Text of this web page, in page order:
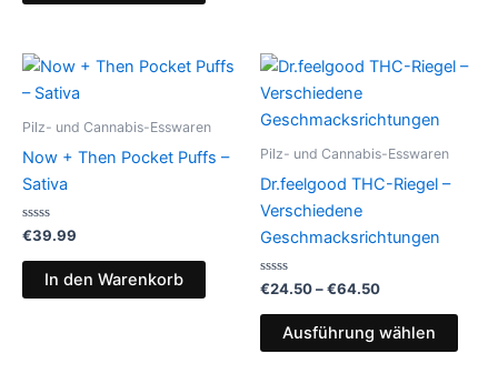
Pilz- und Cannabis-Esswaren
Now + Then Pocket Puffs –
Sativa
Bewertet
mit
0
€39.99
In den Warenkorb
Pilz- und Cannabis-Esswaren
Dr.feelgood THC-Riegel –
Verschiedene
Geschmacksrichtungen
Bewertet
mit
0
€24.50–€64.50Preisspanne:
bis
€64.50
Ausführung wählen